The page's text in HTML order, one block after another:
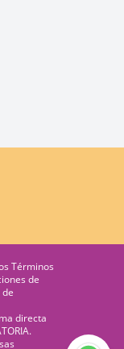
Términos
de
de
directa